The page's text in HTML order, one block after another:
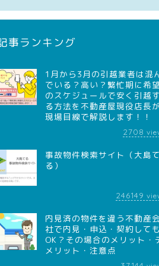
事ランキング
1月から3月の引越業者は混
でいる？高い？繁忙期に希望
のスケジュールで安く引越す
る方法を不動産屋現役店長が
現場目線で解説します！！
2708
事故物件検索サイト（大島て
る）
246149
内見済の物件を違う不動産会
社で内見・申込・契約しても
OK？その場合のメリット・
メリット・注意点